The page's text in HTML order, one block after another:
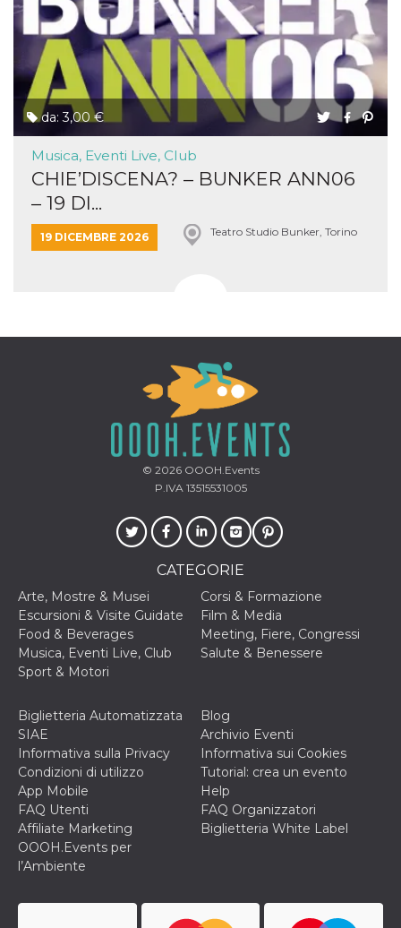
da: 3,00 €
Musica, Eventi Live, Club
CHIE’DISCENA? – BUNKER ANN06
– 19 DI...
19 DICEMBRE 2026 Teatro Studio Bunker, Torino
© 2026OOOH.Events
P.IVA 13515531005
CATEGORIE
Arte, Mostre & Musei
Corsi & Formazione
Escursioni & Visite Guidate
Film & Media
Food & Beverages
Meeting, Fiere, Congressi
Musica, Eventi Live, Club
Salute & Benessere
Sport & Motori
Biglietteria Automatizzata
SIAE
Blog
Archivio Eventi
Informativa sulla Privacy
Informativa sui Cookies
Condizioni di utilizzo
Tutorial: crea un evento
App Mobile
Help
FAQ Utenti
FAQ Organizzatori
Affiliate Marketing
Biglietteria White Label
OOOH.Events per
l’Ambiente